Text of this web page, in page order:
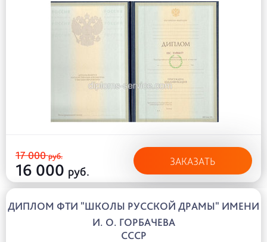
17 000руб.
16 000 руб.
ЗАКАЗАТЬ
ДИПЛОМ ФТИ "ШКОЛЫ РУССКОЙ ДРАМЫ" ИМЕНИ
И. О. ГОРБАЧЕВА
СССР